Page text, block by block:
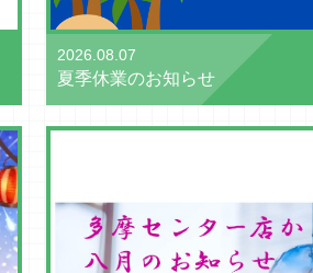
2026.08.07
夏季休業のお知らせ